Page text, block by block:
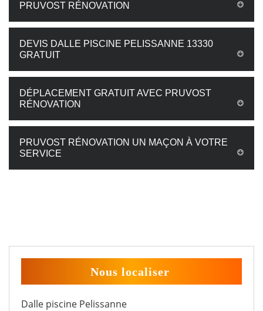
PRUVOST RÉNOVATION
DEVIS DALLE PISCINE PELISSANNE 13330
GRATUIT
DÉPLACEMENT GRATUIT AVEC PRUVOST
RÉNOVATION
PRUVOST RÉNOVATION UN MAÇON À VOTRE
SERVICE
Nous localiser
Dalle piscine Pelissanne